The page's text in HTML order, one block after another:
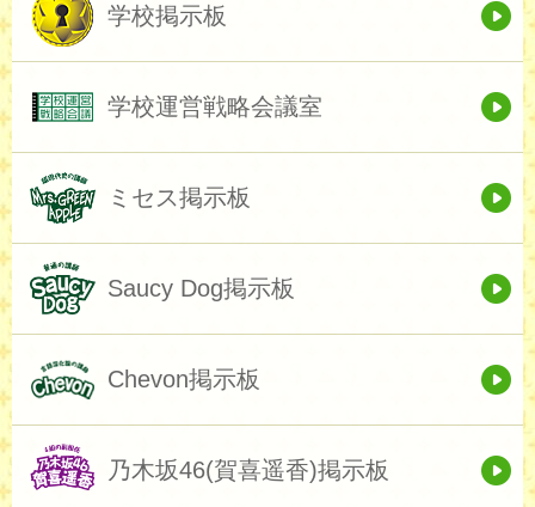
学校掲示板
学校運営戦略会議室
ミセス掲示板
Saucy Dog掲示板
Chevon掲示板
乃木坂46(賀喜遥香)掲示板